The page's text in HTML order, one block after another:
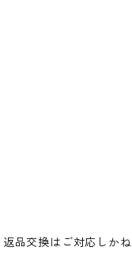
品交換はご対応しかね